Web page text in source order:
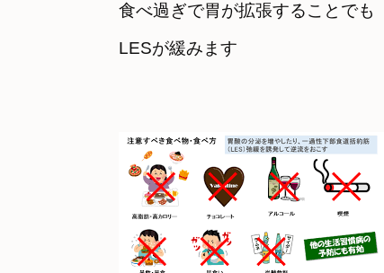
食べ過ぎで胃が拡張することでも
LESが緩みます